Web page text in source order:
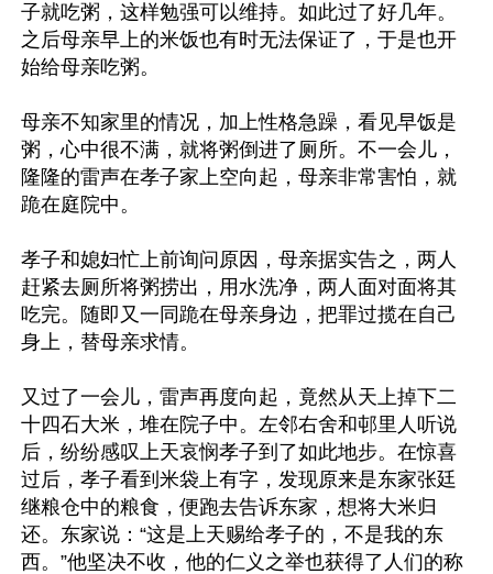
子就吃粥，这样勉强可以维持。如此过了好几年。
之后母亲早上的米饭也有时无法保证了，于是也开
始给母亲吃粥。
母亲不知家里的情况，加上性格急躁，看见早饭是
粥，心中很不满，就将粥倒进了厕所。不一会儿，
隆隆的雷声在孝子家上空向起，母亲非常害怕，就
跪在庭院中。
孝子和媳妇忙上前询问原因，母亲据实告之，两人
赶紧去厕所将粥捞出，用水洗净，两人面对面将其
吃完。随即又一同跪在母亲身边，把罪过揽在自己
身上，替母亲求情。
又过了一会儿，雷声再度向起，竟然从天上掉下二
十四石大米，堆在院子中。左邻右舍和邨里人听说
后，纷纷感叹上天哀悯孝子到了如此地步。在惊喜
过后，孝子看到米袋上有字，发现原来是东家张廷
继粮仓中的粮食，便跑去告诉东家，想将大米归
还。东家说：“这是上天赐给孝子的，不是我的东
西。”他坚决不收，他的仁义之举也获得了人们的称